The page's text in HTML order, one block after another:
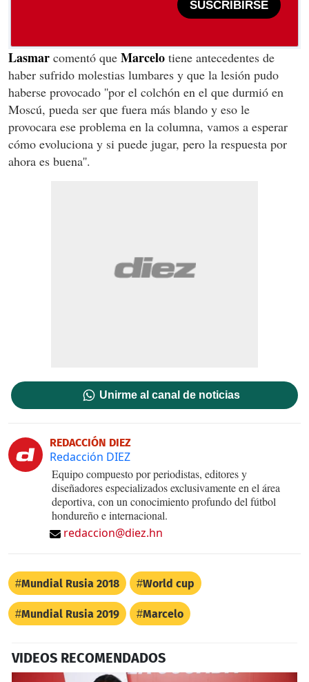
SUSCRIBIRSE
Lasmar comentó que Marcelo tiene antecedentes de
haber sufrido molestias lumbares y que la lesión pudo
haberse provocado ''por el colchón en el que durmió en
Moscú, pueda ser que fuera más blando y eso le
provocara ese problema en la columna, vamos a esperar
cómo evoluciona y si puede jugar, pero la respuesta por
ahora es buena''.
Unirme al canal de noticias
REDACCIÓN DIEZ
Redacción DIEZ
Equipo compuesto por periodistas, editores y
diseñadores especializados exclusivamente en el área
deportiva, con un conocimiento profundo del fútbol
hondureño e internacional.
redaccion@diez.hn
Mundial Rusia 2018 World cup
Mundial Rusia 2019 Marcelo
VIDEOS RECOMENDADOS